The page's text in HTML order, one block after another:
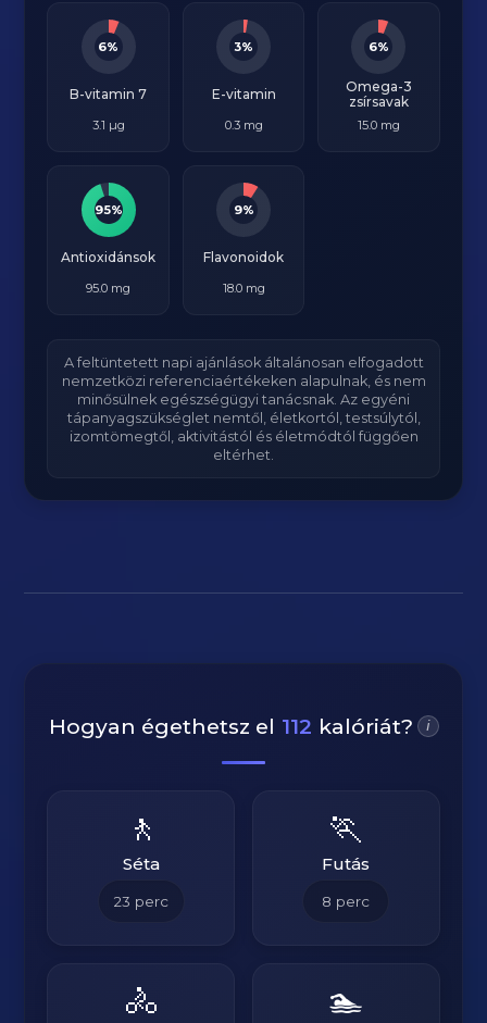
6%
B-vitamin 7
3.1 µg
3%
E-vitamin
0.3 mg
6%
Omega-3
zsírsavak
15.0 mg
95%
Antioxidánsok
95.0 mg
9%
Flavonoidok
18.0 mg
A feltüntetett napi ajánlások általánosan elfogadott
nemzetközi referenciaértékeken alapulnak, és nem
minősülnek egészségügyi tanácsnak. Az egyéni
tápanyagszükséglet nemtől, életkortól, testsúlytól,
izomtömegtől, aktivitástól és életmódtól függően
eltérhet.
Hogyan égethetsz el 112 kalóriát? i
🚶
Séta
23 perc
🏃
Futás
8 perc
🚴 🏊